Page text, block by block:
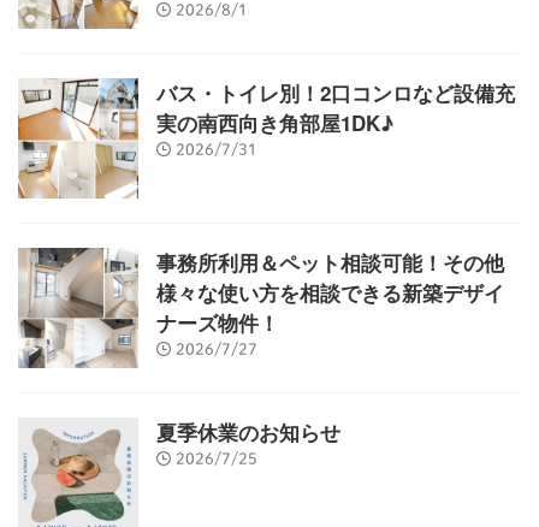
2026/8/1
バス・トイレ別！2口コンロなど設備充
実の南西向き角部屋1DK♪
2026/7/31
事務所利用＆ペット相談可能！その他
様々な使い方を相談できる新築デザイ
ナーズ物件！
2026/7/27
夏季休業のお知らせ
2026/7/25